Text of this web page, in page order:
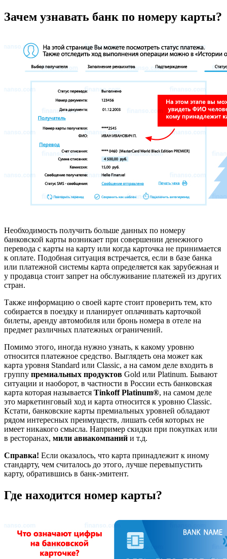
Зачем узнавать банк по номеру карты?
Необходимость получить больше данных по номеру
банковской карты возникает при совершении денежного
перевода с карты на карту или когда карточка не принимается
к оплате. Подобная ситуация встречается, если в базе банка
или платежной системы карта определяется как зарубежная и
у продавца стоит запрет на обслуживание платежей из других
стран.
Также информацию о своей карте стоит проверить тем, кто
собирается в поездку и планирует оплачивать карточкой
билеты, аренду автомобиля или бронь номера в отеле на
предмет различных платежных ограничений.
Помимо этого, иногда нужно узнать, к какому уровню
относится платежное средство. Выглядеть она может как
карта уровня Standard или Classic, а на самом деле входить в
группу премиальных продуктов Gold или Platinum. Бывают
ситуации и наоборот, в частности в России есть банковская
карта которая называется Tinkoff Platinum®, на самом деле
это маркетинговый ход и карта относится к уровню Classic.
Кстати, банковские карты премиальных уровней обладают
рядом интересных преимуществ, лишать себя которых не
имеет никакого смысла. Например скидки при покупках или
в ресторанах, мили авиакомпаний и т.д.
Справка! Если оказалось, что карта принадлежит к иному
стандарту, чем считалось до этого, лучше перевыпустить
карту, обратившись в банк-эмитент.
Где находится номер карты?